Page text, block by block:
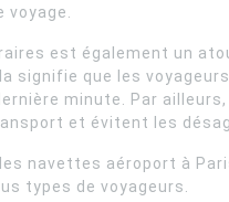
voyage.
est également un
signifie que les
minute. Par
et évitent les
navettes aéroport à
types de voyageurs.